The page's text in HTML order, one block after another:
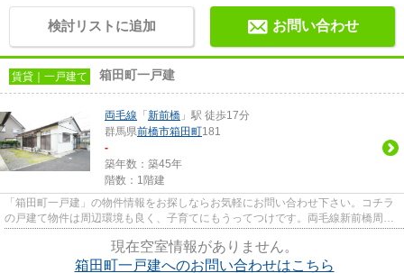
検討リストに追加 お問い合わせ
賃貸｜一戸建て 箱田町一戸建
両毛線 「 新前橋 」駅 徒歩17分
群馬県前橋市箱田町181
-
築年数：築45年
階数：1階建
「箱田町一戸建」の物件情報をお探しならお気軽にお問い合わせ下さい。コチラ
の戸建て物件は周辺環境も良く、子育てにもうってつけです。両毛線新前橋周辺
現在空室情報がありません。
箱田町一戸建へのお問い合わせはこちら